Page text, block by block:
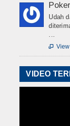
Udah
...

VIDEO